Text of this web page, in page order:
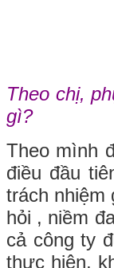
Theo chị,
gì?
Theo mình
điều đầu
trách nhiệm
hỏi , niềm
cả công ty
thực hiện,